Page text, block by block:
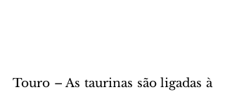
Touro – As taurinas são ligadas à